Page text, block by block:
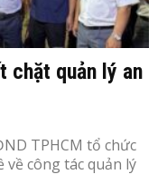
chặt quản lý an
TPHCM tổ chức
về công tác quản lý